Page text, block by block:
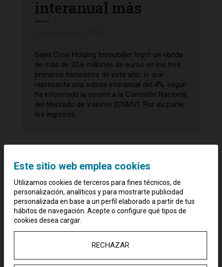
interanual más
Saint Croix Holding Immobilier logró un ebitda
de más de 20,6 millones de euros en los tres
primeros trimestres de este año, lo que
representa una subida interanual del 4%, según
ha informado la socimi a la Comisión Nacional
del Mercado de Valores (CNMV). Por su parte,
los ingresos...
Este sitio web emplea cookies
Utilizamos cookies de terceros para fines técnicos, de
personalización, analíticos y para mostrarte publicidad
personalizada en base a un perfil elaborado a partir de tus
hábitos de navegación. Acepte o configure qué tipos de
cookies desea cargar.
RECHAZAR